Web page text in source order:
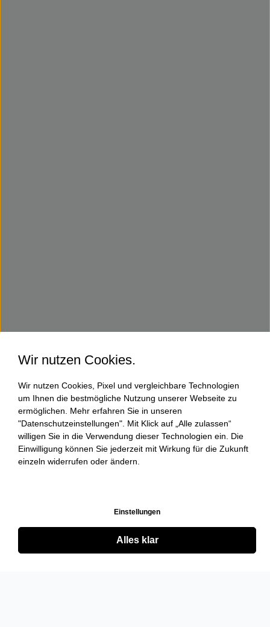
Wir nutzen Cookies.
Wir nutzen Cookies, Pixel und vergleichbare Technologien
um Ihnen die bestmögliche Nutzung unserer Webseite zu
ermöglichen. Mehr erfahren Sie in unseren
"Datenschutzeinstellungen". Mit Klick auf „Alle zulassen“
willigen Sie in die Verwendung dieser Technologien ein. Die
Einwilligung können Sie jederzeit mit Wirkung für die Zukunft
einzeln widerrufen oder ändern.
Einstellungen
Alles klar